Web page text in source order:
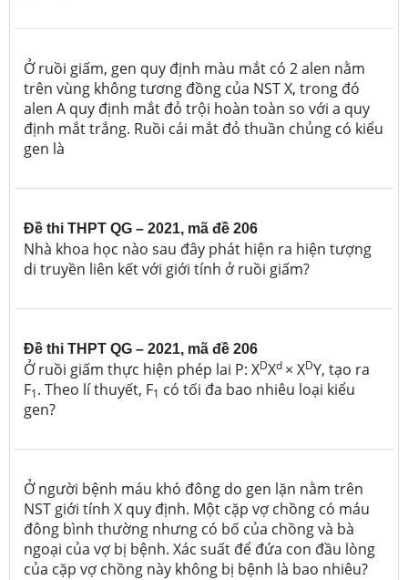
Ở ruồi giấm, gen quy định màu mắt có 2 alen nằm
trên vùng không tương đồng của NST X, trong đó
alen A quy định mắt đỏ trội hoàn toàn so với a quy
định mắt trắng. Ruồi cái mắt đỏ thuần chủng có kiểu
gen là
Đề thi THPT QG – 2021, mã đề 206
Nhà khoa học nào sau đây phát hiện ra hiện tượng
di truyền liên kết với giới tính ở ruồi giấm?
Đề thi THPT QG – 2021, mã đề 206
Ở ruồi giấm thực hiện phép lai P: XDXd × XDY, tạo ra
F1. Theo lí thuyết, F1 có tối đa bao nhiêu loại kiểu
gen?
Ở người bệnh máu khó đông do gen lặn nằm trên
NST giới tính X quy định. Một cặp vợ chồng có máu
đông bình thường nhưng có bố của chồng và bà
ngoại của vợ bị bệnh. Xác suất để đứa con đầu lòng
của cặp vợ chồng này không bị bệnh là bao nhiêu?